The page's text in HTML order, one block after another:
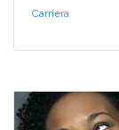
Carriera